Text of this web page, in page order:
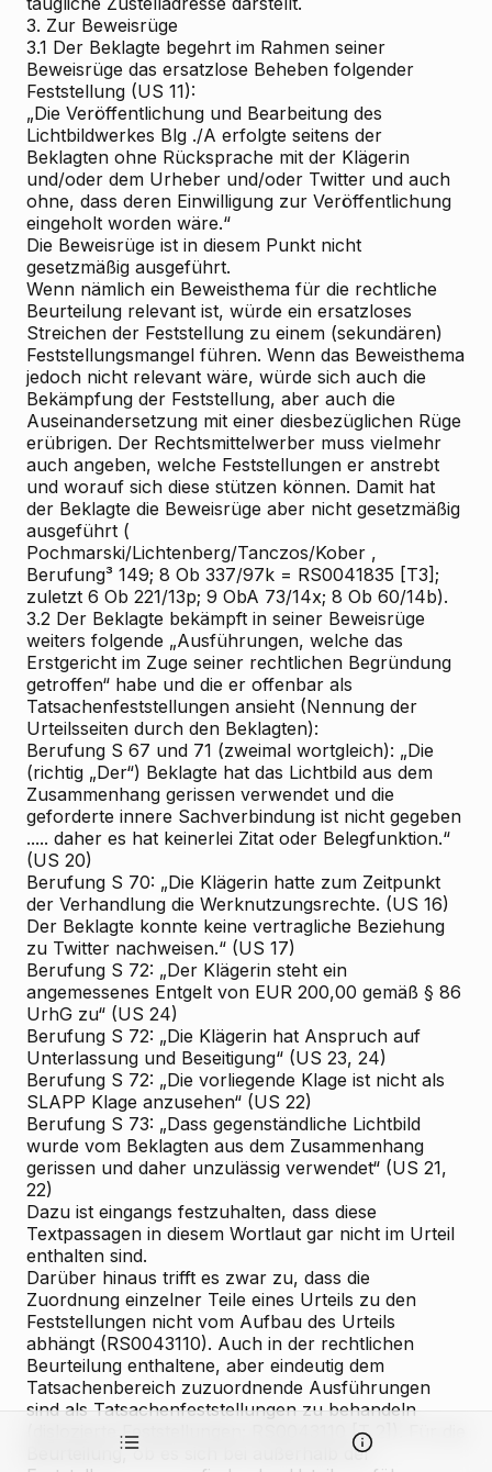
3. Zur Beweisrüge
3.1 Der Beklagte begehrt im Rahmen seiner
Beweisrüge das ersatzlose Beheben folgender
Feststellung (US 11):
„Die Veröffentlichung und Bearbeitung des
Lichtbildwerkes Blg ./A erfolgte seitens der
Beklagten ohne Rücksprache mit der Klägerin
und/oder dem Urheber und/oder Twitter und auch
ohne, dass deren Einwilligung zur Veröffentlichung
eingeholt worden wäre.“
Die Beweisrüge ist in diesem Punkt nicht
gesetzmäßig ausgeführt.
Wenn nämlich ein Beweisthema für die rechtliche
Beurteilung relevant ist, würde ein ersatzloses
Streichen der Feststellung zu einem (sekundären)
Feststellungsmangel führen. Wenn das Beweisthema
jedoch nicht relevant wäre, würde sich auch die
Bekämpfung der Feststellung, aber auch die
Auseinandersetzung mit einer diesbezüglichen Rüge
erübrigen. Der Rechtsmittelwerber muss vielmehr
auch angeben, welche Feststellungen er anstrebt
und worauf sich diese stützen können. Damit hat
der Beklagte die Beweisrüge aber nicht gesetzmäßig
ausgeführt (
Pochmarski/Lichtenberg/Tanczos/Kober ,
Berufung³ 149; 8 Ob 337/97k = RS0041835 [T3];
zuletzt 6 Ob 221/13p; 9 ObA 73/14x; 8 Ob 60/14b).
3.2 Der Beklagte bekämpft in seiner Beweisrüge
weiters folgende „Ausführungen, welche das
Erstgericht im Zuge seiner rechtlichen Begründung
getroffen“ habe und die er offenbar als
Tatsachenfeststellungen ansieht (Nennung der
Urteilsseiten durch den Beklagten):
Berufung S 67 und 71 (zweimal wortgleich): „Die
(richtig „Der“) Beklagte hat das Lichtbild aus dem
Zusammenhang gerissen verwendet und die
geforderte innere Sachverbindung ist nicht gegeben
..... daher es hat keinerlei Zitat oder Belegfunktion.“
(US 20)
Berufung S 70: „Die Klägerin hatte zum Zeitpunkt
der Verhandlung die Werknutzungsrechte. (US 16)
Der Beklagte konnte keine vertragliche Beziehung
zu Twitter nachweisen.“ (US 17)
Berufung S 72: „Der Klägerin steht ein
angemessenes Entgelt von EUR 200,00 gemäß § 86
UrhG zu“ (US 24)
Berufung S 72: „Die Klägerin hat Anspruch auf
Unterlassung und Beseitigung“ (US 23, 24)
Berufung S 72: „Die vorliegende Klage ist nicht als
SLAPP Klage anzusehen“ (US 22)
Berufung S 73: „Dass gegenständliche Lichtbild
wurde vom Beklagten aus dem Zusammenhang
gerissen und daher unzulässig verwendet“ (US 21,
22)
Dazu ist eingangs festzuhalten, dass diese
Textpassagen in diesem Wortlaut gar nicht im Urteil
enthalten sind.
Darüber hinaus trifft es zwar zu, dass die
Zuordnung einzelner Teile eines Urteils zu den
Feststellungen nicht vom Aufbau des Urteils
abhängt (RS0043110). Auch in der rechtlichen
Beurteilung enthaltene, aber eindeutig dem
Tatsachenbereich zuzuordnende Ausführungen
sind als Tatsachenfeststellungen zu behandeln
(dislozierte Feststellungen; RS0043110 [T 2]). Für die
Beurteilung, ob es sich bei außerhalb der